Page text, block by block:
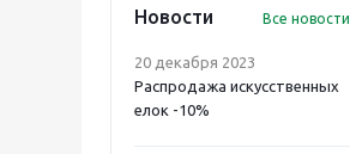
Новости Все новости
20 декабря 2023
Распродажа искусственных
елок -10%